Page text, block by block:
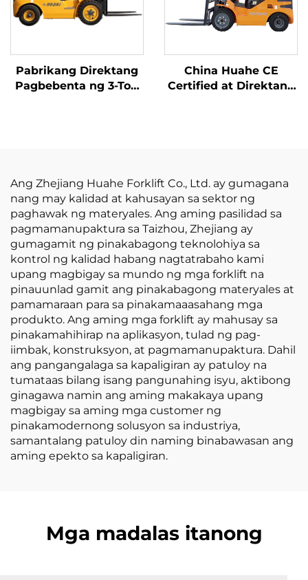
Pabrikang Direktang
Pagbebenta ng 3-Ton
China Huahe CE
Certified at Direktang
Ang Zhejiang Huahe Forklift Co., Ltd. ay gumagana
nang may kalidad at kahusayan sa sektor ng
paghawak ng materyales. Ang aming pasilidad sa
pagmamanupaktura sa Taizhou, Zhejiang ay
gumagamit ng pinakabagong teknolohiya sa
kontrol ng kalidad habang nagtatrabaho kami
upang magbigay sa mundo ng mga forklift na
pinauunlad gamit ang pinakabagong materyales at
pamamaraan para sa pinakamaaasahang mga
produkto. Ang aming mga forklift ay mahusay sa
pinakamahihirap na aplikasyon, tulad ng pag-
iimbak, konstruksyon, at pagmamanupaktura. Dahil
ang pangangalaga sa kapaligiran ay patuloy na
tumataas bilang isang pangunahing isyu, aktibong
ginagawa namin ang aming makakaya upang
magbigay sa aming mga customer ng
pinakamodernong solusyon sa industriya,
samantalang patuloy din naming binabawasan ang
aming epekto sa kapaligiran.
Mga madalas itanong